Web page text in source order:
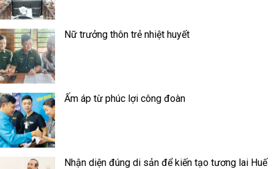
Nữ trưởng thôn trẻ nhiệt huyết
Ấm áp từ phúc lợi công đoàn
Nhận diện đúng di sản để kiến tạo tương lai Huế